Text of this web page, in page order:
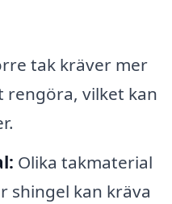
tak kräver mer
rengöra, vilket kan
Olika takmaterial
shingel kan kräva